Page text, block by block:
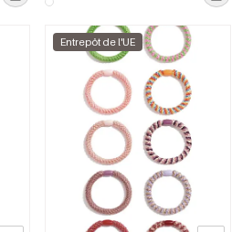
Entrepôt de l'UE